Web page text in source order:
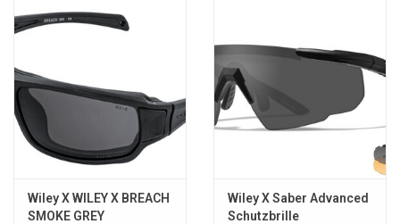
Wiley X WILEY X BREACH
SMOKE GREY
Wiley X Saber Advanced
Schutzbrille